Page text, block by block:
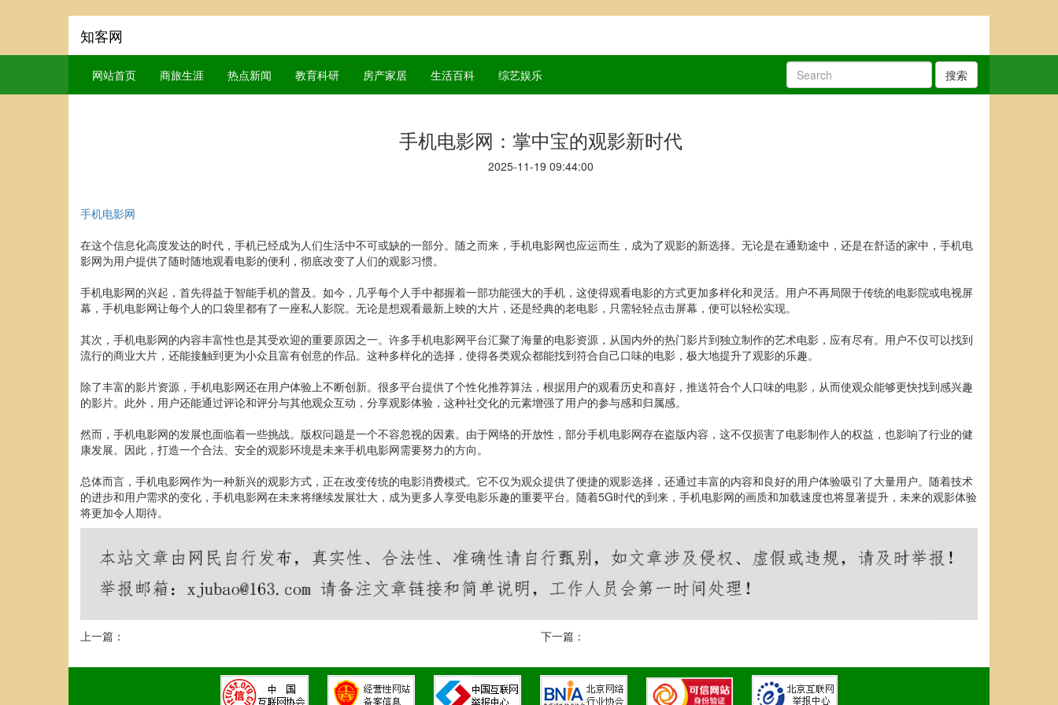
知客网
网站首页 商旅生涯 热点新闻 教育科研 房产家居 生活百科 综艺娱乐 搜索
手机电影网：掌中宝的观影新时代
2025-11-19 09:44:00
手机电影网
在这个信息化高度发达的时代，手机已经成为人们生活中不可或缺的一部分。随之而来，手机电影网也应运而生，成为了观影的新选择。无论是在通勤途中，还是在舒适的家中，手机电
影网为用户提供了随时随地观看电影的便利，彻底改变了人们的观影习惯。
手机电影网的兴起，首先得益于智能手机的普及。如今，几乎每个人手中都握着一部功能强大的手机，这使得观看电影的方式更加多样化和灵活。用户不再局限于传统的电影院或电视屏
幕，手机电影网让每个人的口袋里都有了一座私人影院。无论是想观看最新上映的大片，还是经典的老电影，只需轻轻点击屏幕，便可以轻松实现。
其次，手机电影网的内容丰富性也是其受欢迎的重要原因之一。许多手机电影网平台汇聚了海量的电影资源，从国内外的热门影片到独立制作的艺术电影，应有尽有。用户不仅可以找到
流行的商业大片，还能接触到更为小众且富有创意的作品。这种多样化的选择，使得各类观众都能找到符合自己口味的电影，极大地提升了观影的乐趣。
除了丰富的影片资源，手机电影网还在用户体验上不断创新。很多平台提供了个性化推荐算法，根据用户的观看历史和喜好，推送符合个人口味的电影，从而使观众能够更快找到感兴趣
的影片。此外，用户还能通过评论和评分与其他观众互动，分享观影体验，这种社交化的元素增强了用户的参与感和归属感。
然而，手机电影网的发展也面临着一些挑战。版权问题是一个不容忽视的因素。由于网络的开放性，部分手机电影网存在盗版内容，这不仅损害了电影制作人的权益，也影响了行业的健
康发展。因此，打造一个合法、安全的观影环境是未来手机电影网需要努力的方向。
总体而言，手机电影网作为一种新兴的观影方式，正在改变传统的电影消费模式。它不仅为观众提供了便捷的观影选择，还通过丰富的内容和良好的用户体验吸引了大量用户。随着技术
的进步和用户需求的变化，手机电影网在未来将继续发展壮大，成为更多人享受电影乐趣的重要平台。随着5G时代的到来，手机电影网的画质和加载速度也将显著提升，未来的观影体验
将更加令人期待。
上一篇： 下一篇：